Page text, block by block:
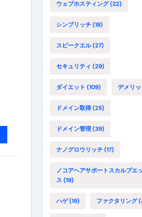
ウェブホスティング(22)
シンプリッチ(18)
スピークエル(27)
セキュリティ (29)
ダイエット (109) デメリッ
ドメイン取得(25)
ドメイン管理(39)
ナノグロウリッチ(17)
ノコアヘアサポートスカルプエ
ス (19)
ハゲ(19) ファクタリング